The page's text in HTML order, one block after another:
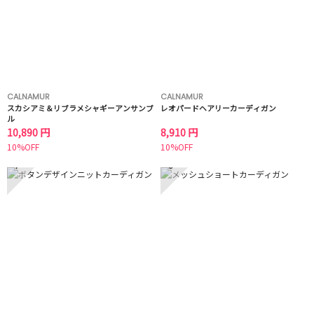
CALNAMUR
スカシアミ＆リブラメシャギーアンサンブ
ル
10,890 円
10%OFF
CALNAMUR
レオパードヘアリーカーディガン
8,910 円
10%OFF
7 8